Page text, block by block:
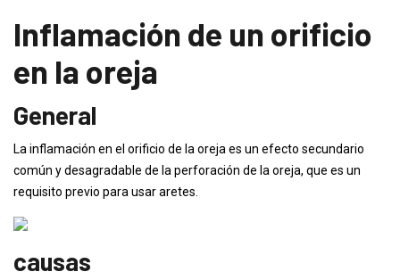
Inflamación de un orificio
en la oreja
General
La inflamación en el orificio de la oreja es un efecto secundario
común y desagradable de la perforación de la oreja, que es un
requisito previo para usar aretes.
causas